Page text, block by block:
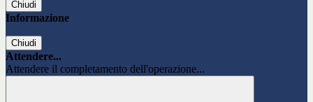
Chiudi
Informazione
Chiudi
Attendere...
Attendere il completamento dell'operazione...